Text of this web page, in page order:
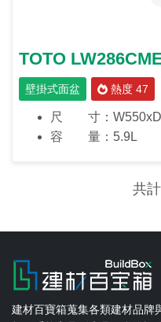
TOTO
壁掛式面盆 熱度 47
尺 寸：
容 量：5.9L
共
建材百寶箱蒐集各類建材品牌